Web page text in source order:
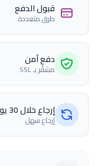
قبول الدفع
طرق متعددة
دفع آمن
مشفّر بـ SSL
إرجاع خلال 30 يومًا
إرجاع سهل